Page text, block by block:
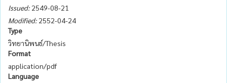
Issued: 2549-08-21
Modified: 2552-04-24
Type
วิทยานิพนธ์/Thesis
Format
application/pdf
Language